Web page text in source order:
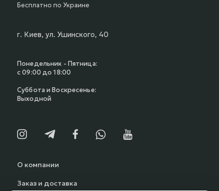
О компании
Заказ и доставка
Бесплатно по Украине
г. Киев, ул. Ушинского, 40
Понедельник - Пятница:
с 09:00 до 18:00
Суббота и Воскресенье:
Выходной